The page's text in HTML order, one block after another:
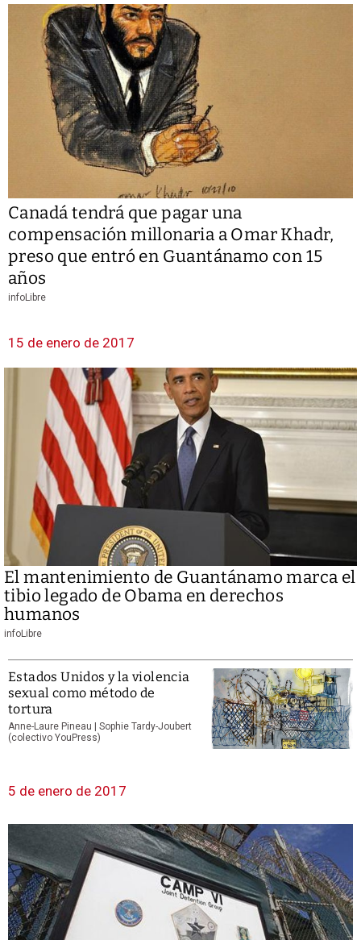
Canadá tendrá que pagar una
compensación millonaria a Omar Khadr,
preso que entró en Guantánamo con 15
años
infoLibre
15 de enero de 2017
El mantenimiento de Guantánamo marca el
tibio legado de Obama en derechos
humanos
infoLibre
Estados Unidos y la violencia
sexual como método de
tortura
Anne-Laure Pineau | Sophie Tardy-Joubert
(colectivo YouPress)
5 de enero de 2017